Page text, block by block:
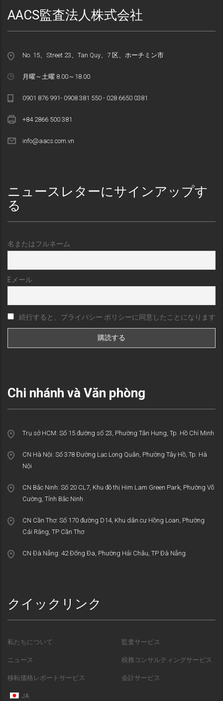
AACS監査法人株式会社
No. 15、Street 23、Tan Quy、7 区、ホーチミン市
月曜～土曜 8.00～18.00
0901 876 991- 0908 381 550 - 028 6650 0381
+84 2866 500 381
info@aacs.com.vn
ニュースレターにサインアップす
る
名またはフルネーム
Eメール
続行すると、プライバシー ポリシーに同意したことになります
Chi nhánh và Văn phòng
Trụ sở HCM: Số 15 đường số 23, Phường Tân Hưng, Tp. Hồ Chí Minh
CN Hà Nội: Số 378 Đường Lạc Long Quân, Phường Tây Hồ, Tp. Hà
Nội
CN Bắc Ninh: Số 20 CL7, Khu đô thị Him Lam Green Park, Phường Võ
Cường, Tỉnh Bắc Ninh
CN Cần Thơ: Số 170 đường D14, Khu dân cư Hồng Loan, Phường
Cái Răng, TP Cần Thơ
CN Đà Nẵng: 42 Đống Đa, Phường Hải Châu, TP Đà Nẵng
クイックリンク
私たちについて 監査サービス
ニュース 税務コンサルティングサービス
移転価格レポートサービス 会計サービス
JA